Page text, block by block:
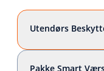
Utendørs
Pakke Smart